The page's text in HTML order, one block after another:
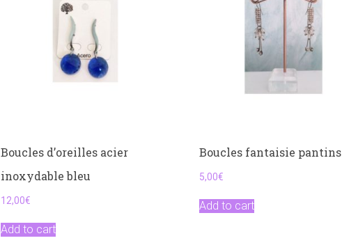
Boucles d’oreilles acier
inoxydable bleu
12,00€
Add to cart
Boucles fantaisie pantins
5,00€
Add to cart